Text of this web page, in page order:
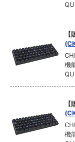
機
機